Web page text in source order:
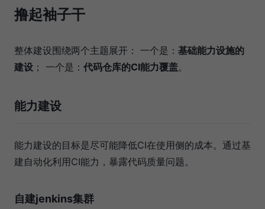
撸起袖子干
整体建设围绕两个主题展开： 一个是： 基础能力设施的
建设 ； 一个是： 代码仓库的CI能力覆盖。
能力建设
能力建设的目标是尽可能降低CI在使用侧的成本。通过基
建自动化利用CI能力，暴露代码质量问题。
自建jenkins集群